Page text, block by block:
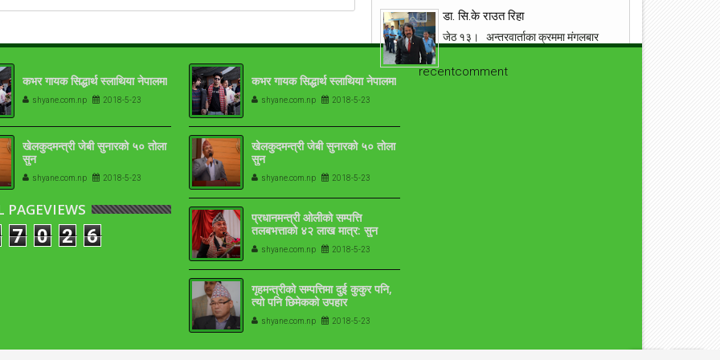
डा. सि.के राउत रिहा
जेठ १३। अन्तरवार्ताका क्रममा मंगलबार
एरिना टेलिभिजनबाट पक्राउ परेका डा. राउत
सप्तरी प्रहरीबाट रिहा । बिभिन्न बिषयमा
विवादित रहेका राउ...
यसरी झस्किन !
आँफुले जन्माएर हुर्काएको सन्तानको निधनमा जो कोहि पनि
युद्ध मैदानमा अंग्रेज फौज, ‘नालापानी’ छायांकनका केही
शुक्रबार फिल्मको नारायणहिटी दरबार परिसरमा सुटिङ भयो।
कभर गायक सिद्धार्थ स्लाथिया नेपालमा
shyane.com.np 2018-5-23
खेलकुदमन्त्री जेबी सुनारको ५० तोला
सुन
shyane.com.np 2018-5-23
PAGEVIEWS
7 0 2 6
कभर गायक सिद्धार्थ स्लाथिया नेपालमा
shyane.com.np 2018-5-23
खेलकुदमन्त्री जेबी सुनारको ५० तोला
सुन
shyane.com.np 2018-5-23
प्रधानमन्त्री ओलीको सम्पत्ति
तलबभत्ताको ४२ लाख मात्र: सुन
१७-१८ तोला
shyane.com.np 2018-5-23
गृहमन्त्रीको सम्पत्तिमा दुई कुकुर पनि,
त्यो पनि छिमेकको उपहार
shyane.com.np 2018-5-23
recentcomment